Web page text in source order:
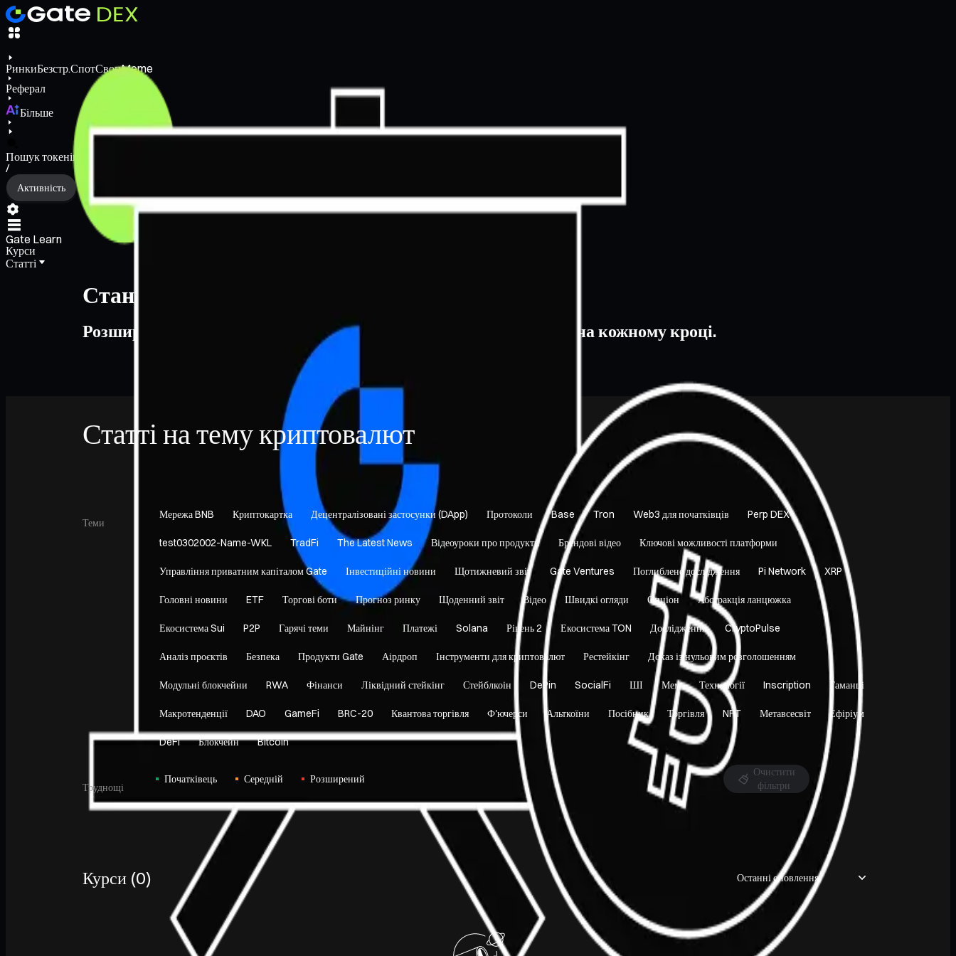
РинкиБезстр.СпотСвопMeme
Реферал
Більше
Пошук токенів/гаманців
/
Активність
Gate Learn
Курси
Статті
Станьте криптоекспертом з курсами Gate Learn
Розширюйте свої знання про криптовалюту, торгуйте впевнено на кожному кроці.
Статті на тему криптовалют
Теми
Мережа BNB Криптокартка Децентралізовані застосунки (DApp) Протоколи Base Tron Web3 для початківців Perp DEX
test0302002-Name-WKL TradFi The Latest News Відеоуроки про продукти Брендові відео Ключові можливості платформи
Управління приватним капіталом Gate Інвестиційні новини Щотижневий звіт Gate Ventures Поглиблене дослідження Pi Network XRP
Головні новини ETF Торгові боти Прогноз ринку Щоденний звіт Відео Швидкі огляди Опціон Абстракція ланцюжка
Екосистема Sui P2P Гарячі теми Майнінг Платежі Solana Рівень 2 Екосистема TON Дослідження CryptoPulse
Аналіз проєктів Безпека Продукти Gate Аірдроп Інструменти для криптовалют Рестейкінг Доказ із нульовим розголошенням
Модульні блокчейни RWA Фінанси Ліквідний стейкінг Стейблкоін DePin SocialFi ШІ Мем Технології Inscription Гаманці
Макротенденції DAO GameFi BRC-20 Квантова торгівля Ф'ючерси Альткоїни Посібник Торгівля NFT Метавсесвіт Ефіріум
DeFi Блокчейн Bitcoin
Труднощі
Початківець Середній Розширений
Очистити
фільтри
Курси (0)